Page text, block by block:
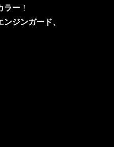
ラー ！
ジンガード、